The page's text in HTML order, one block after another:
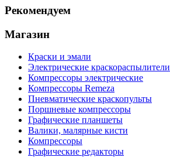
Рекомендуем
Магазин
Краски и эмали
Электрические краскораспылители
Компрессоры электрические
Компрессоры Remeza
Пневматические краскопульты
Поршневые компрессоры
Графические планшеты
Валики, малярные кисти
Компрессоры
Графические редакторы